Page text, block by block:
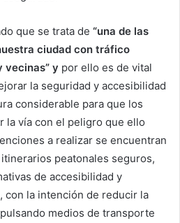
que se trata de “una de las
ciudad con tráfico
vecinas” y por ello es de vital
la seguridad y accesibilidad
considerable para que los
la vía con el peligro que ello
a realizar se encuentran
peatonales seguros,
de accesibilidad y
con la intención de reducir la
medios de transporte